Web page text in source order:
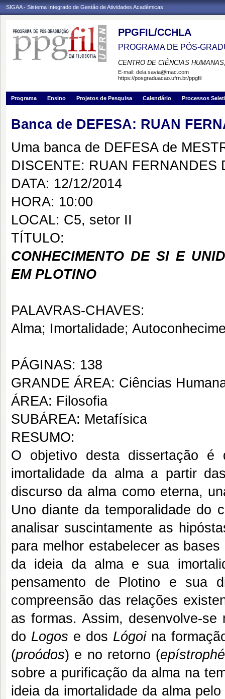
SIGAA - Sistema Integrado de Gestão de Atividades Acadêmicas
PPGFIL/CCHLA
PROGRAMA DE PÓS-
CENTRO DE CIÊNCIAS
E-mail: dela.savia@mac.com
https://posgraduacao.ufrn.br/ppgfil
Programa Ensino Projetos de Pesquisa Calendário Processos
Banca de DEFESA: RUAN
Uma banca de DEFESA de
DISCENTE: RUAN FERNANDES
DATA: 12/12/2014
HORA: 10:00
LOCAL: C5, setor II
TÍTULO:
CONHECIMENTO DE SI E
EM PLOTINO
PALAVRAS-CHAVES:
Alma; Imortalidade;
PÁGINAS: 138
GRANDE ÁREA: Ciências
ÁREA: Filosofia
SUBÁREA: Metafísica
RESUMO:
O objetivo desta dissertação é
imortalidade da alma a partir
discurso da alma como eterna,
Uno diante da temporalidade do
analisar suscintamente as
para melhor estabelecer as
da ideia da alma e sua
pensamento de Plotino e sua
compreensão das relações
as formas. Assim, desenvolve-
do Logos e dos Lógoi na
(proódos) e no retorno (epístrophé
sobre a purificação da alma na
ideia da imortalidade da alma